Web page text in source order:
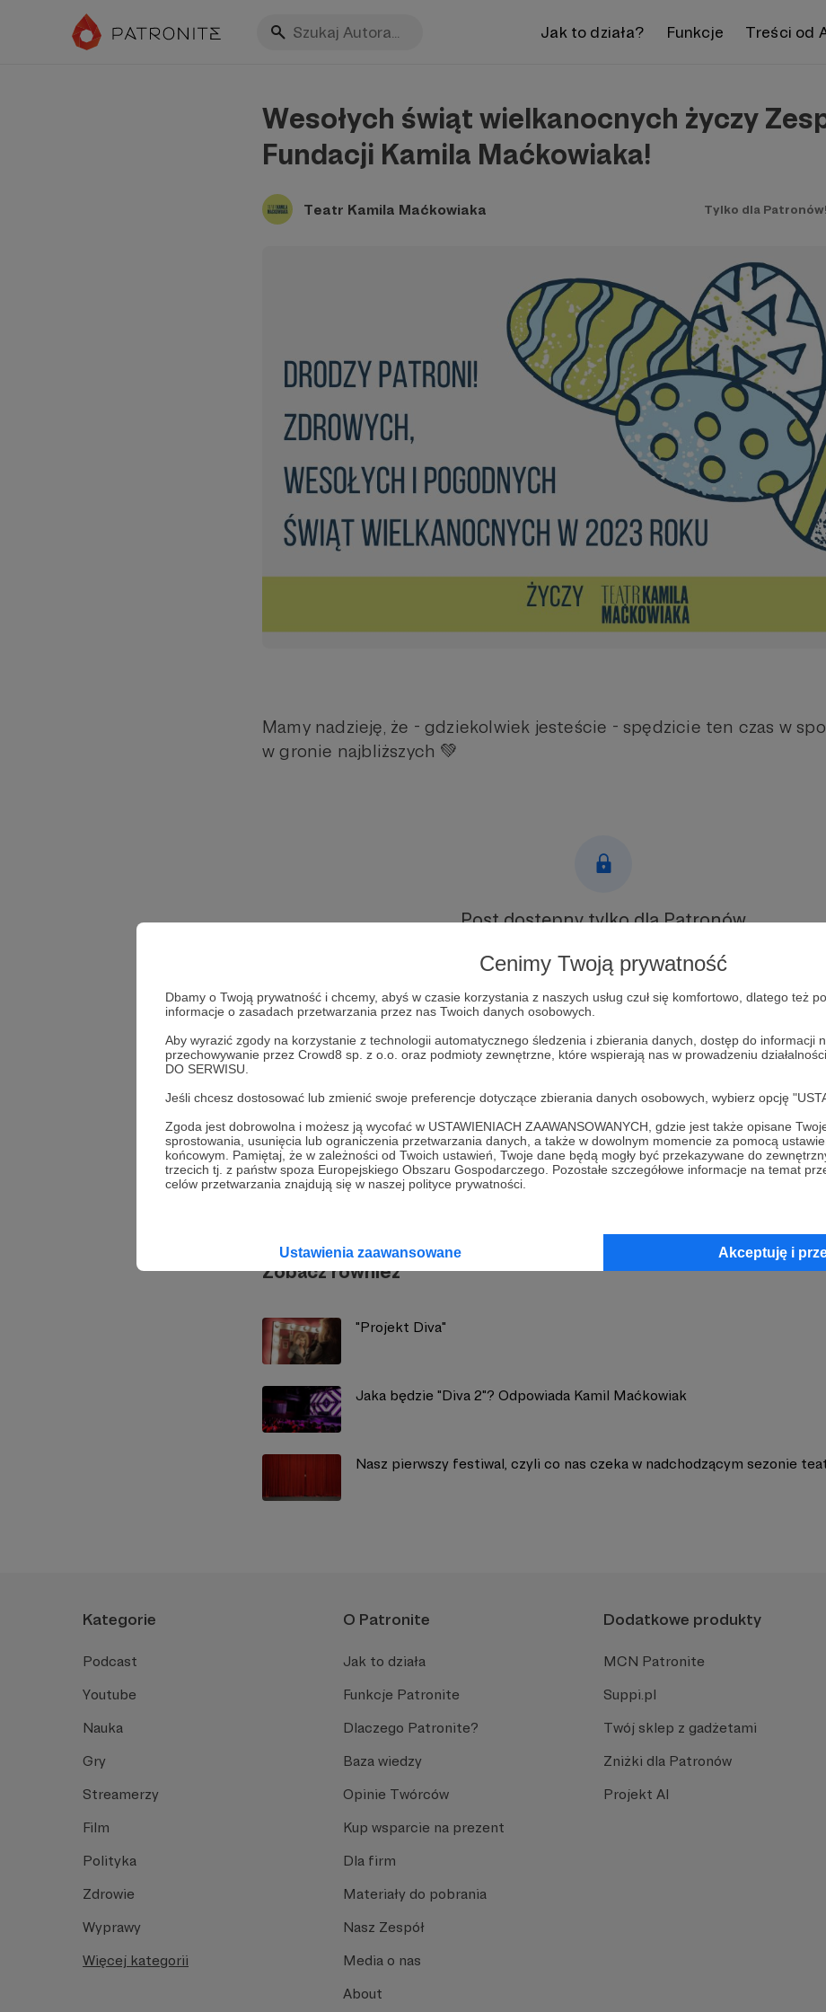
Cenimy Twoją prywatność
Dbamy o Twoją prywatność i chcemy, abyś w czasie korzystania z naszych usług czuł się komfortowo, dlatego też
informacje o zasadach przetwarzania przez nas Twoich danych osobowych.
Aby wyrazić zgody na korzystanie z technologii automatycznego śledzenia i zbierania danych, dostęp do informacji
przechowywanie przez Crowd8 sp. z o.o. oraz podmioty zewnętrzne, które wspierają nas w prowadzeniu
DO SERWISU.
Jeśli chcesz dostosować lub zmienić swoje preferencje dotyczące zbierania danych osobowych, wybierz opcję
Zgoda jest dobrowolna i możesz ją wycofać w USTAWIENIACH ZAAWANSOWANYCH, gdzie jest także opisane
sprostowania, usunięcia lub ograniczenia przetwarzania danych, a także w dowolnym momencie za pomocą
końcowym. Pamiętaj, że w zależności od Twoich ustawień, Twoje dane będą mogły być przekazywane do
trzecich tj. z państw spoza Europejskiego Obszaru Gospodarczego. Pozostałe szczegółowe informacje na temat
celów przetwarzania znajdują się w naszej polityce prywatności.
Ustawienia zaawansowane Akceptuję i
Jak to działa? Funkcje Treści od
Wesołych świąt wielkanocnych życzy
Fundacji Kamila Maćkowiaka!
Teatr Kamila Maćkowiaka Tylko dla Patronów!
Mamy nadzieję, że - gdziekolwiek jesteście - spędzicie ten czas w
w gronie najbliższych 💚
Post dostępny tylko dla Patronów
Aby zobaczyć ten materiał musisz być zalogowany
Zostań Patronem
Zaloguj się
Udostępnij
Teatr Kamila Maćkowiaka Zobacz
Zobacz również
"Projekt Diva"
Jaka będzie "Diva 2"? Odpowiada Kamil Maćkowiak
Nasz pierwszy festiwal, czyli co nas czeka w nadchodzącym sezonie
Kategorie
Podcast
Youtube
Nauka
Gry
Streamerzy
Film
Polityka
Zdrowie
Wyprawy
Więcej kategorii
O Patronite
Jak to działa
Funkcje Patronite
Dlaczego Patronite?
Baza wiedzy
Opinie Twórców
Kup wsparcie na prezent
Dla firm
Materiały do pobrania
Nasz Zespół
Media o nas
About
Dodatkowe produkty
MCN Patronite
Suppi.pl
Twój sklep z gadżetami
Zniżki dla Patronów
Projekt AI